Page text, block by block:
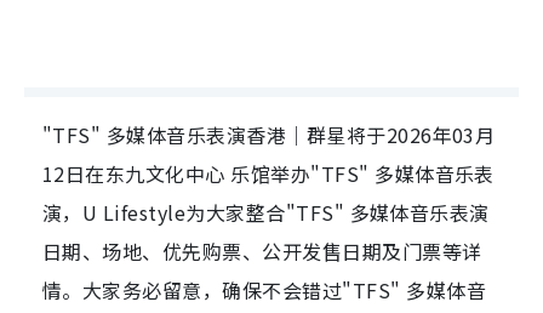
"TFS" 多媒体音乐表演香港｜群星将于2026年03月
12日在东九文化中心 乐馆举办"TFS" 多媒体音乐表
演，U Lifestyle为大家整合"TFS" 多媒体音乐表演
日期、场地、优先购票、公开发售日期及门票等详
情。大家务必留意，确保不会错过"TFS" 多媒体音